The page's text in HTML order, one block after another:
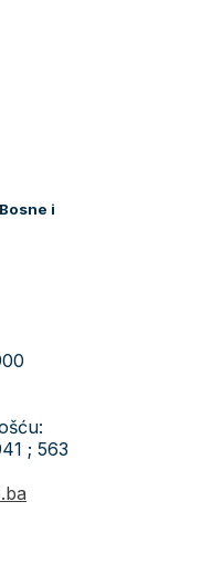
i
; 563